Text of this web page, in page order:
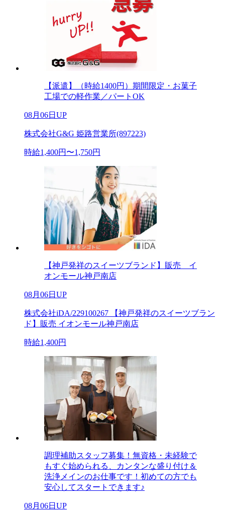
【派遣】（時給1400円）期間限定・お菓子
工場での軽作業／パートOK
08月06日UP
株式会社G&G 姫路営業所(897223)
時給1,400円〜1,750円
【神戸発祥のスイーツブランド】販売 イ
オンモール神戸南店
08月06日UP
株式会社iDA/229100267 【神戸発祥のスイーツブラン
ド】販売 イオンモール神戸南店
時給1,400円
調理補助スタッフ募集！無資格・未経験で
もすぐ始められる、カンタンな盛り付け＆
洗浄メインのお仕事です！初めての方でも
安心してスタートできます♪
08月06日UP